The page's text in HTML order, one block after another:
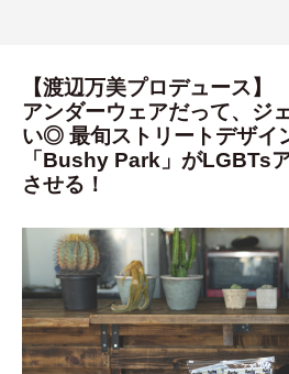
【渡辺万美プロデュース】
アンダーウェアだって、ジ
い◎ 最旬ストリートデザイ
「Bushy Park」がLGBTs
させる！